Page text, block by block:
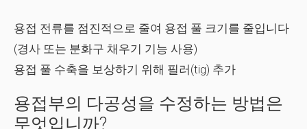
용접 전류를 점진적으로 줄여 용접 풀 크기를 줄입니다
(경사 또는 분화구 채우기 기능 사용)
용접 풀 수축을 보상하기 위해 필러(tig) 추가
용접부의 다공성을 수정하는 방법은
무엇입니까?